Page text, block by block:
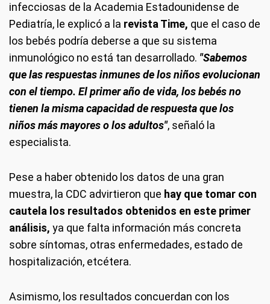
infecciosas de la Academia Estadounidense de
Pediatría, le explicó a la revista Time, que el caso de
los bebés podría deberse a que su sistema
inmunológico no está tan desarrollado. "Sabemos
que las respuestas inmunes de los niños evolucionan
con el tiempo. El primer año de vida, los bebés no
tienen la misma capacidad de respuesta que los
niños más mayores o los adultos", señaló la
especialista.
Pese a haber obtenido los datos de una gran
muestra, la CDC advirtieron que hay que tomar con
cautela los resultados obtenidos en este primer
análisis, ya que falta información más concreta
sobre síntomas, otras enfermedades, estado de
hospitalización, etcétera.
Asimismo, los resultados concuerdan con los